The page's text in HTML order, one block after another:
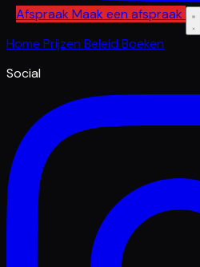
Afspraak Maak een afspraak
Home Prijzen Beleid Boeken
Social